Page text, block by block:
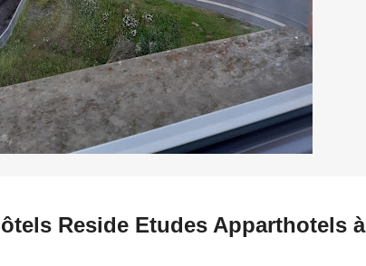
Reside Etudes Apparthotels à